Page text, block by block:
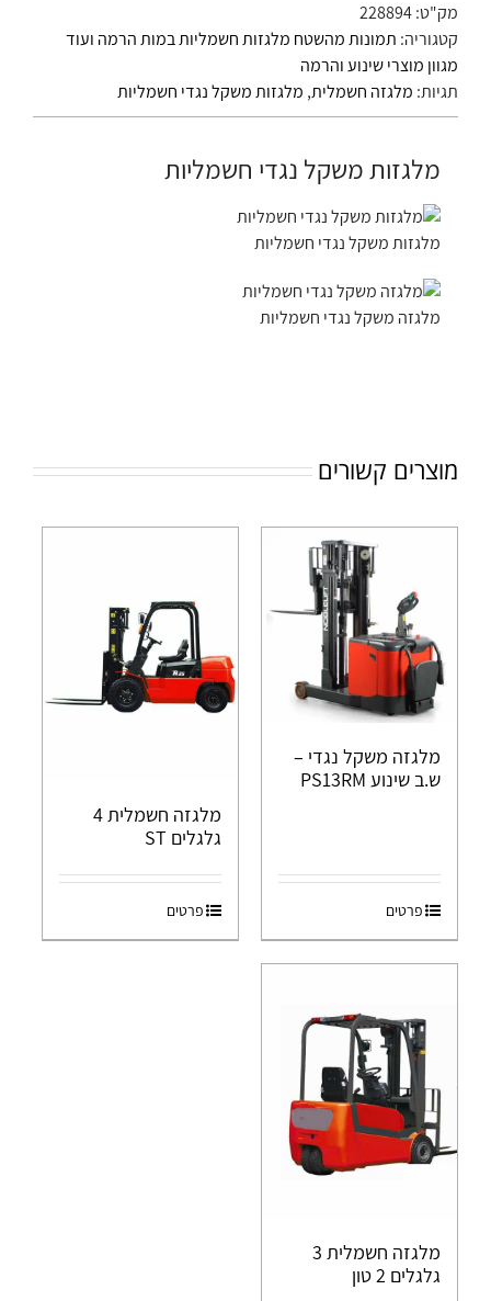
מק"ט:228894
קטגוריה: תמונות מהשטח מלגזות חשמליות במות הרמה ועוד
מגוון מוצרי שינוע והרמה
תגיות: מלגזה חשמלית, מלגזות משקל נגדי חשמליות
מלגזות משקל נגדי חשמליות
מלגזות משקל נגדי חשמליות
מלגזה משקל נגדי חשמליות
מוצרים קשורים
מלגזה משקל נגדי –
ש.ב שינוע PS13RM
פרטים
מלגזה חשמלית 4
גלגלים ST
פרטים
מלגזה חשמלית 3
גלגלים 2 טון